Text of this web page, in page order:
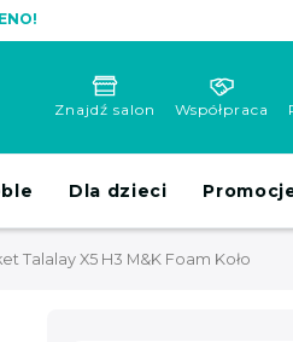
Znajdź salon Współpraca
Dla dzieci
Talalay X5 H3 M&K Foam Koło